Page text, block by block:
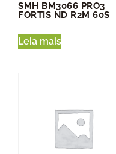
SMH BM3066 PRO3
FORTIS ND R2M 60S
Leia mais